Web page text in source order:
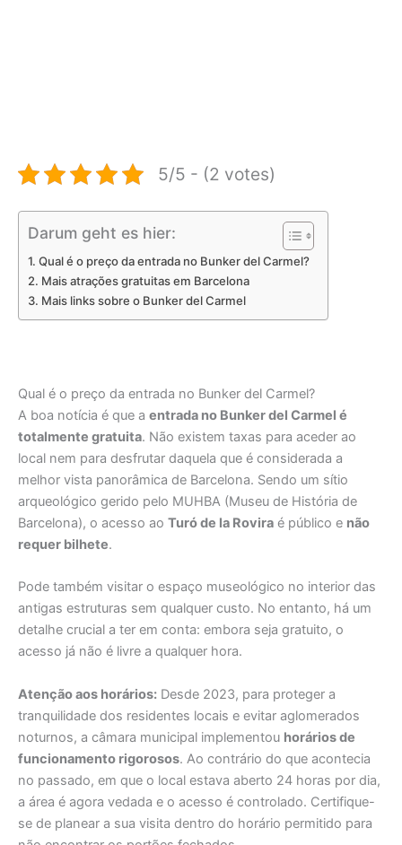
5/5 - (2 votes)
Darum geht es hier:
Qual é o preço da entrada no Bunker del Carmel?
Mais atrações gratuitas em Barcelona
Mais links sobre o Bunker del Carmel
Qual é o preço da entrada no Bunker del Carmel?
A boa notícia é que a entrada no Bunker del Carmel é
totalmente gratuita. Não existem taxas para aceder ao
local nem para desfrutar daquela que é considerada a
melhor vista panorâmica de Barcelona. Sendo um sítio
arqueológico gerido pelo MUHBA (Museu de História de
Barcelona), o acesso ao Turó de la Rovira é público e não
requer bilhete.
Pode também visitar o espaço museológico no interior das
antigas estruturas sem qualquer custo. No entanto, há um
detalhe crucial a ter em conta: embora seja gratuito, o
acesso já não é livre a qualquer hora.
Atenção aos horários: Desde 2023, para proteger a
tranquilidade dos residentes locais e evitar aglomerados
noturnos, a câmara municipal implementou horários de
funcionamento rigorosos. Ao contrário do que acontecia
no passado, em que o local estava aberto 24 horas por dia,
a área é agora vedada e o acesso é controlado. Certifique-
se de planear a sua visita dentro do horário permitido para